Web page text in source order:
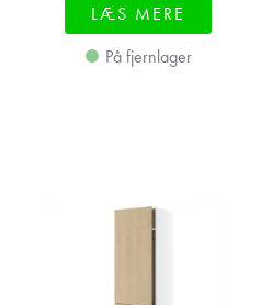
LÆS MERE
På fjernlager